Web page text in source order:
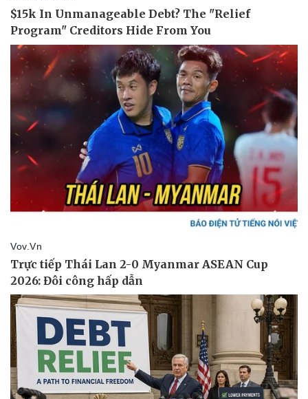
Sản phụ khoa
Nhi khoa
Nam khoa
Làm đẹp - giảm cân
Phòng mạch online
Ăn sạch sống khỏe
Tình yêu - Gia đình